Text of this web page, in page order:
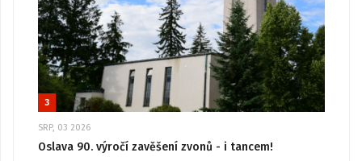
3
SRP, 03 2026
Oslava 90. výročí zavěšení zvonů - i tancem!